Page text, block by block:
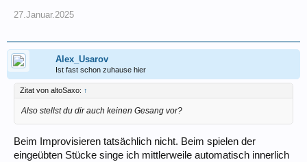
27.Januar.2025
Alex_Usarov
Ist fast schon zuhause hier
Zitat von altoSaxo: ↑
Also stellst du dir auch keinen Gesang vor?
Beim Improvisieren tatsächlich nicht. Beim spielen der
eingeübten Stücke singe ich mittlerweile automatisch innerlich